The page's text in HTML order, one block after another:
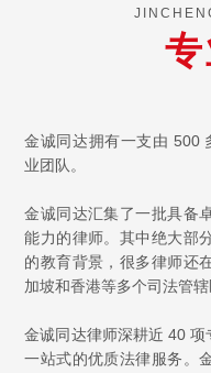
金诚同达拥有一支由 500
业团队。
金诚同达汇集了一批具备
能力的律师。其中绝大部
的教育背景，很多律师还
加坡和香港等多个司法管辖
金诚同达律师深耕近 40 项
一站式的优质法律服务。